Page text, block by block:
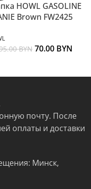
HOWL GASOLINE
Brown FW2425
BYN 70.00 BYN
почту. После
оплаты и доставки
Минск,